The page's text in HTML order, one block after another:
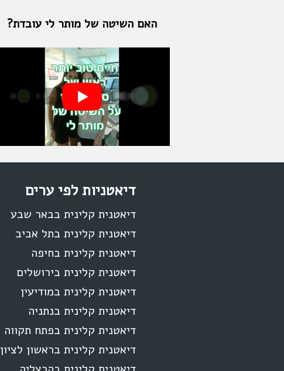
האם השיטה של מותר לי עובדת?
דיאטניות לפי ערים
דיאטנית קלינית בבאר שבע
דיאטנית קלינית בתל אביב
דיאטנית קלינית בחיפה
דיאטנית קלינית בירושלים
דיאטנית קלינית במודיעין
דיאטנית קלינית בנתניה
דיאטנית קלינית בפתח תקווה
דיאטנית קלינית בראשון לציון